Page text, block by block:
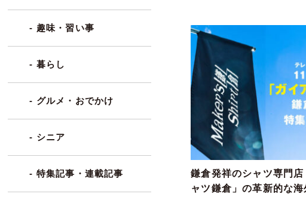
- 趣味・習い事
- 暮らし
- グルメ・おでかけ
- シニア
- 特集記事・連載記事
鎌倉発祥のシャツ専門
ャツ鎌倉」の革新的な